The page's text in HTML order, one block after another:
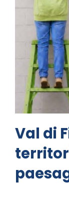
Val di